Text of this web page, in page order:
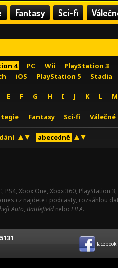
Fantasy Sci-fi
4 PC Wii PlayStation 3
iOS PlayStation 5 Stadia
E F G H I J K L M
Fantasy Sci-fi Válečné
abecedně
PS4, Xbox One, Xbox 360, PlayStation
najdete i podcasty, rozsáhlou
Auto, Battlefield nebo FIFA.
facebook